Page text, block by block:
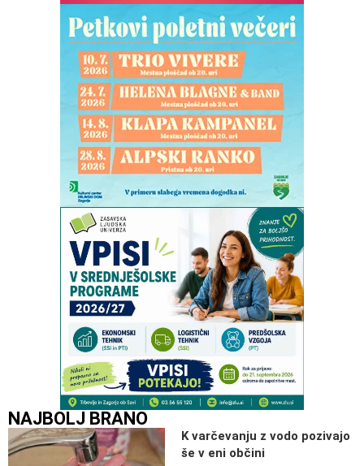
NAJBOLJ BRANO
K varčevanju z vodo pozivajo
še v eni občini